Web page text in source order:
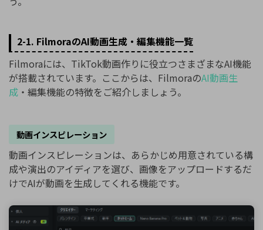
2-1. FilmoraのAI動画生成・編集機能一覧
Filmoraには、TikTok動画作りに役立つさまざまなAI機能
が搭載されています。ここからは、FilmoraのAI動画生
成 ・編集機能の特徴をご紹介しましょう。
動画インスピレーション
動画インスピレーションは、あらかじめ用意されている構
成や演出のアイディアを選び、画像をアップロードするだ
けでAIが動画を生成してくれる機能です。